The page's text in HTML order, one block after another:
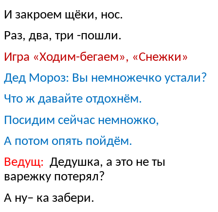
И закроем щёки, нос.
Раз, два, три -пошли.
Игра «Ходим-бегаем», «Снежки»
Дед Мороз: Вы немножечко устали?
Что ж давайте отдохнём.
Посидим сейчас немножко,
А потом опять пойдём.
Ведущ: Дедушка, а это не ты
варежку потерял?
А ну– ка забери.